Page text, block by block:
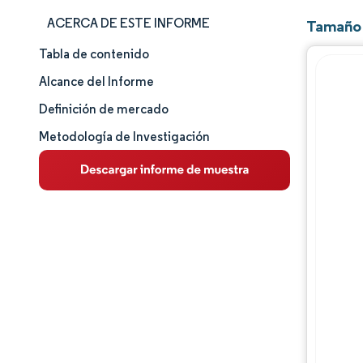
ACERCA DE ESTE INFORME
Panorama del Mercado
Análisis de mercado
Tendencias Principales del Mercado
Análisis de segmentos
Tabla de contenido
Alcance del Informe
Definición de mercado
Metodología de Investigación